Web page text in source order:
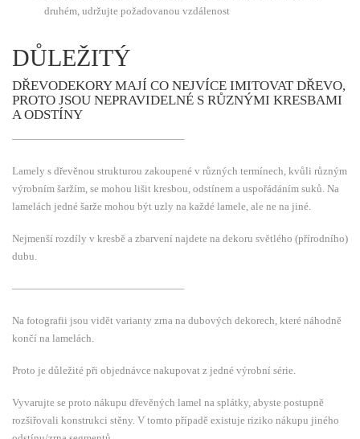
druhém, udržujte požadovanou vzdálenost
DŮLEŽITÝ
DŘEVODEKORY MAJÍ CO NEJVÍCE IMITOVAT DŘEVO,
PROTO JSOU NEPRAVIDELNÉ S RŮZNÝMI KRESBAMI
A ODSTÍNY
————————————————–
Lamely s dřevěnou strukturou zakoupené v různých termínech, kvůli různým
výrobním šaržím, se mohou lišit kresbou, odstínem a uspořádáním suků. Na
lamelách jedné šarže mohou být uzly na každé lamele, ale ne na jiné.
Nejmenší rozdíly v kresbě a zbarvení najdete na dekoru světlého (přírodního)
dubu.
————————————————–
Na fotografii jsou vidět varianty zrna na dubových dekorech, které náhodně
končí na lamelách.
Proto je důležité při objednávce nakupovat z jedné výrobní série.
Vyvarujte se proto nákupu dřevěných lamel na splátky, abyste postupně
rozšiřovali konstrukci stěny. V tomto případě existuje riziko nákupu jiného